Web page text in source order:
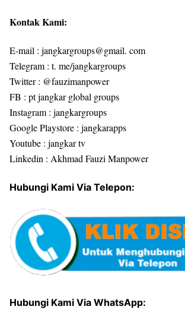
Kontak Kami:
E-mail : jangkargroups@gmail. com
Telegram : t. me/jangkargroups
Twitter : @fauzimanpower
FB : pt jangkar global groups
Instagram : jangkargroups
Google Playstore : jangkarapps
Youtube : jangkar tv
Linkedin : Akhmad Fauzi Manpower
Hubungi Kami Via Telepon:
Hubungi Kami Via WhatsApp: